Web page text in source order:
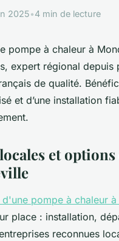
2025•4 min de lecture
pompe à chaleur à
expert régional
de qualité.
et d’une installation
et
d'une pompe à chaleur
place : installation,
reconnues